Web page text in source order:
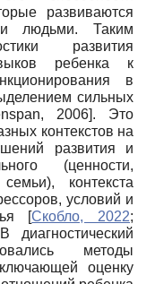
развиваются
людьми. Таким
развития
ребенка к
в
сильных
2006]. Это
контекстов на
развития и
(ценности,
контекста
условий и
[Скобло, 2022;
диагностический
методы
оценку